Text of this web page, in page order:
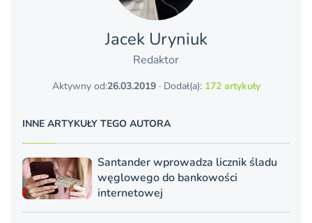
Jacek Uryniuk
Redaktor
Aktywny od:26.03.2019· Dodał(a): 172 artykuły
INNE ARTYKUŁY TEGO AUTORA
Santander wprowadza licznik śladu
węglowego do bankowości
internetowej